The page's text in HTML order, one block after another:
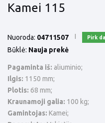
Kamei 115
Nuoroda: 04711507 Pirk
Būklė: Nauja prekė
Pagaminta iš: aliuminio;
Ilgis: 1150 mm;
Plotis: 68 mm;
Kraunamoji galia: 100 kg;
Gamintojas: Kamei;